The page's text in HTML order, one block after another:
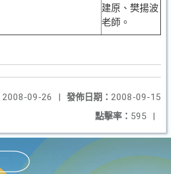
建原、樊揚波
老師。
發佈日期： 2008-09-15
2008-09-26
|
點擊率： 595 |